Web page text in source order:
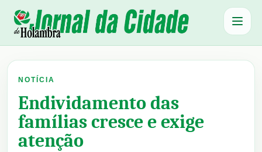
Abrir
NOTÍCIA
Endividamento das
famílias cresce e exige
atenção